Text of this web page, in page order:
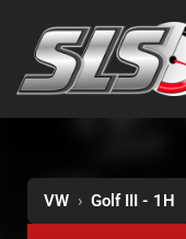
VW › Golf III - 1H